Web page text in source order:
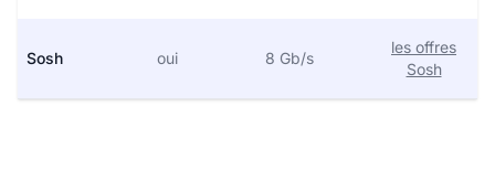
Sosh oui 8 Gb/s
les offres
Sosh